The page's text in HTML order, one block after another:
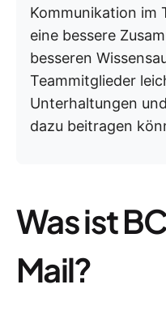
Kommunikation im
eine bessere
besseren
Teammitglieder
Unterhaltungen
dazu beitragen
Was ist
Mail?